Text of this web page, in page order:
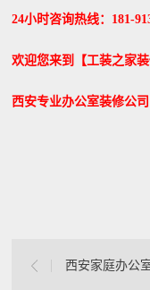
24小时咨询热线：181-
欢迎您来到【工装之家
西安专业办公室装修公